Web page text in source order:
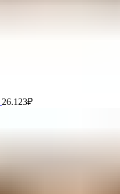
26.123₽